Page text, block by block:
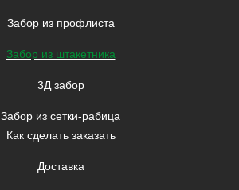
Забор из профлиста
Забор из штакетника
3Д забор
Забор из сетки-рабица
Как сделать заказать
Доставка